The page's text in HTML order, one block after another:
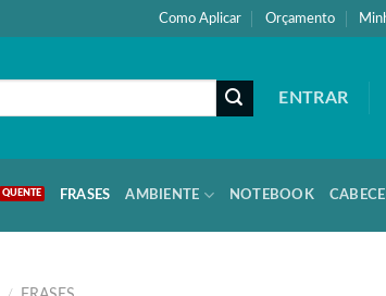
Como Aplicar Orçamento
ENTRAR
FRASES AMBIENTE NOTEBOOK